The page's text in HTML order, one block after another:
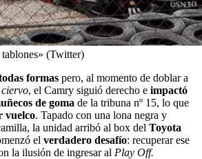
(Twitter)
formas pero, al momento de doblar a
, el Camry siguió derecho e impactó
de goma de la tribuna nº 15, lo que
vuelco. Tapado con una lona negra y
la unidad arribó al box del Toyota
el verdadero desafío: recuperar ese
la ilusión de ingresar al Play Off.